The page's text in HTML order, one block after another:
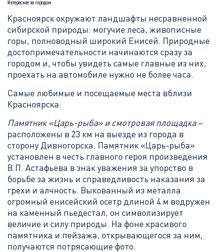
Интересное за городом
Красноярск окружают ландшафты несравненной
сибирской природы: могучие леса, живописные
горы, полноводный широкий Енисей. Природные
достопримечательности начинаются сразу за
городом и, чтобы увидеть самые главные из них,
проехать на автомобиле нужно не более часа.
Самые любимые и посещаемые места вблизи
Красноярска:
Памятник «Царь-рыба» и смотровая площадка–
расположены в 23 км на выезде из города в
сторону Дивногорска. Памятник «Царь-рыба»
установлен в честь главного героя произведения
В.П. Астафьева в знак уважения за упорство в
борьбе за жизнь и справедливость наказания за
грехи и алчность. Выкованный из металла
огромный енисейский осетр длиной 4 м водружен
на каменный пьедестал, он символизирует
величие и силу природы. На фоне красивого
памятника и пейзажа, открывающегося за ним,
получаются потрясающие фото.